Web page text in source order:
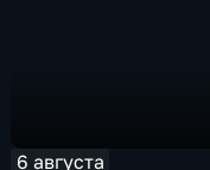
6 августа